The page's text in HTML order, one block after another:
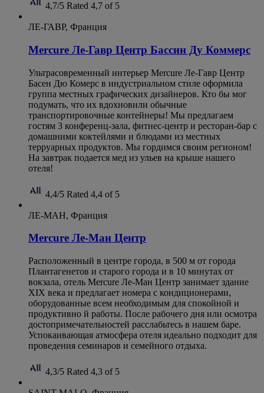
4,7/5 Rated 4,7 of 5
ЛЕ-ГАВР, Франция
Mercure Ле-Гавр Центр Бассин Ду Коммерс
Ультрасовременный интерьер Mercure Ле-Гавр Центр
Басен Дю Комерс в индустриальном стиле оформила
группа местных графических дизайнеров. Кто бы мог
подумать, что их вдохновили обычные
транспортировочные контейнеры! Мы предлагаем
гостям 3 конференц-зала, фитнес-центр и ресторан-бар с
домашними коктейлями и блюдами из местных
терруарных продуктов. Мы гордимся своим регионом!
На завтрак подается мед из ульев на крыше нашего
отеля!
4,4/5 Rated 4,4 of 5
ЛЕ-МАН, Франция
Mercure Ле-Ман Центр
Расположенный в центре города, в 500 м от города
Плантагенетов и старого города и в 10 минутах от
вокзала, отель Mercure Ле-Ман Центр занимает здание
XIX века и предлагает номера с кондиционерами,
оборудованные всем необходимым для спокойной и
продуктивно й работы. После рабочего дня или осмотра
достопримечательностей расслабьтесь в нашем баре.
Успокаивающая атмосфера отеля идеально подходит для
проведения семинаров и семейного отдыха.
4,3/5 Rated 4,3 of 5